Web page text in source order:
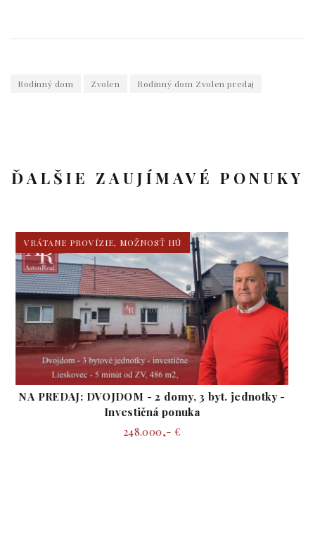
Rodinný dom Zvolen Rodinný dom Zvolen predaj
ĎALŠIE ZAUJÍMAVÉ PONUKY
VRÁTANE PROVÍZIE, MOŽNOSŤ HÚ
NA PREDAJ: Veľký dom - 3 byty, pivnica, dielňa,